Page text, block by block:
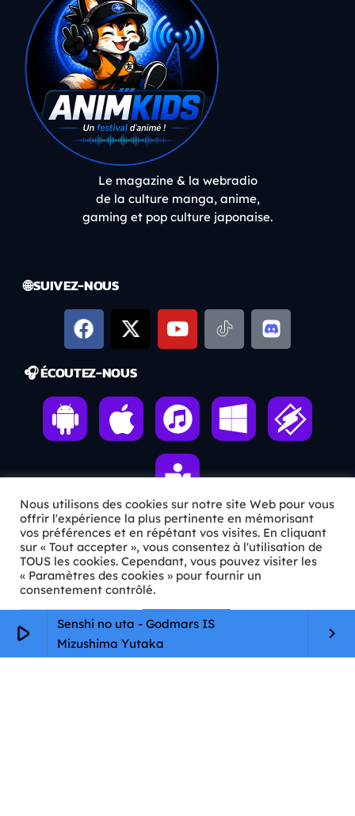
play_arrow
Senshi no uta - Godmars IS
Mizushima Yutaka
keyboard_arrow_right
Le magazine & la webradio
de la culture manga, anime,
gaming et pop culture japonaise.
🌐 SUIVEZ-NOUS
🎧 ÉCOUTEZ-NOUS
ℹ️ INFOS PRATIQUES
✉️Contact
🦊Qui sommes-nous ?
📄
Mentions légales
Nous utilisons des cookies sur notre site Web pour vous
offrir l'expérience la plus pertinente en mémorisant
vos préférences et en répétant vos visites. En cliquant
sur « Tout accepter », vous consentez à l'utilisation de
TOUS les cookies. Cependant, vous pouvez visiter les
« Paramètres des cookies » pour fournir un
consentement contrôlé.
Paramètres Cookie Tout accepter